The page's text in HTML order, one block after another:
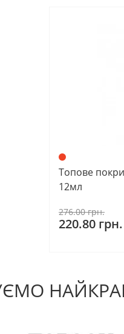
Топове
12мл
276.00 грн.
220.80 грн.